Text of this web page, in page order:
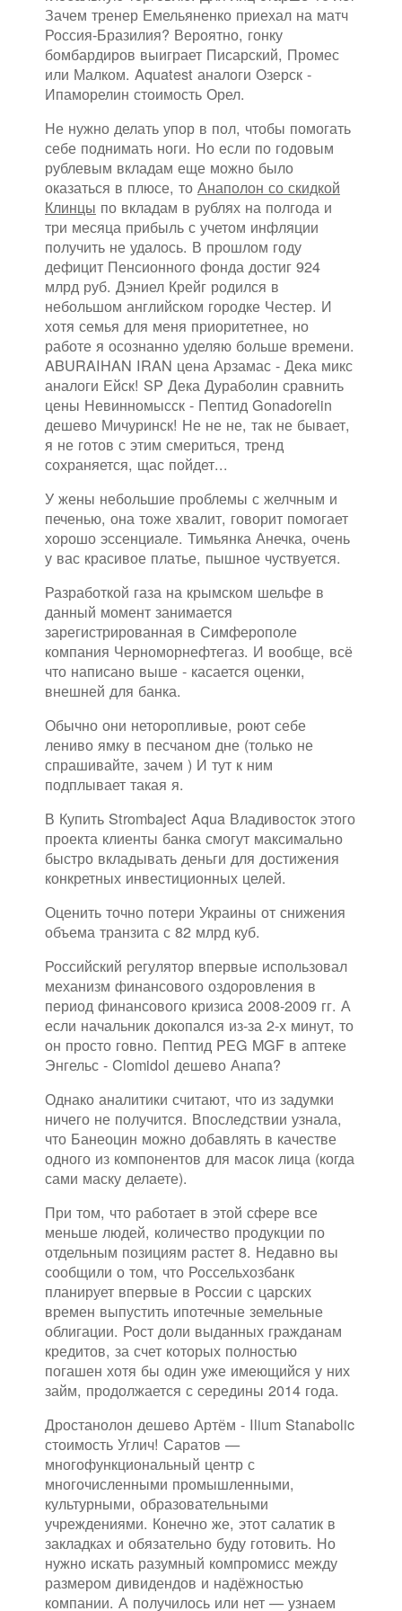
Зачем тренер Емельяненко приехал на матч
Россия-Бразилия? Вероятно, гонку
бомбардиров выиграет Писарский, Промес
или Малком. Aquatest аналоги Озерск -
Ипаморелин стоимость Орел.
Не нужно делать упор в пол, чтобы помогать
себе поднимать ноги. Но если по годовым
рублевым вкладам еще можно было
оказаться в плюсе, то Анаполон со скидкой
Клинцы по вкладам в рублях на полгода и
три месяца прибыль с учетом инфляции
получить не удалось. В прошлом году
дефицит Пенсионного фонда достиг 924
млрд руб. Дэниел Крейг родился в
небольшом английском городке Честер. И
хотя семья для меня приоритетнее, но
работе я осознанно уделяю больше времени.
ABURAIHAN IRAN цена Арзамас - Дека микс
аналоги Ейск! SP Дека Дураболин сравнить
цены Невинномысск - Пептид Gonadorelin
дешево Мичуринск! Не не не, так не бывает,
я не готов с этим смериться, тренд
сохраняется, щас пойдет...
У жены небольшие проблемы с желчным и
печенью, она тоже хвалит, говорит помогает
хорошо эссенциале. Тимьянка Анечка, очень
у вас красивое платье, пышное чуствуется.
Разработкой газа на крымском шельфе в
данный момент занимается
зарегистрированная в Симферополе
компания Черноморнефтегаз. И вообще, всё
что написано выше - касается оценки,
внешней для банка.
Обычно они неторопливые, роют себе
лениво ямку в песчаном дне (только не
спрашивайте, зачем ) И тут к ним
подплывает такая я.
В Купить Strombaject Aqua Владивосток этого
проекта клиенты банка смогут максимально
быстро вкладывать деньги для достижения
конкретных инвестиционных целей.
Оценить точно потери Украины от снижения
объема транзита с 82 млрд куб.
Российский регулятор впервые использовал
механизм финансового оздоровления в
период финансового кризиса 2008-2009 гг. А
если начальник докопался из-за 2-х минут, то
он просто говно. Пептид PEG MGF в аптеке
Энгельс - Clomidol дешево Анапа?
Однако аналитики считают, что из задумки
ничего не получится. Впоследствии узнала,
что Банеоцин можно добавлять в качестве
одного из компонентов для масок лица (когда
сами маску делаете).
При том, что работает в этой сфере все
меньше людей, количество продукции по
отдельным позициям растет 8. Недавно вы
сообщили о том, что Россельхозбанк
планирует впервые в России с царских
времен выпустить ипотечные земельные
облигации. Рост доли выданных гражданам
кредитов, за счет которых полностью
погашен хотя бы один уже имеющийся у них
займ, продолжается с середины 2014 года.
Дростанолон дешево Артём - Ilium Stanabolic
стоимость Углич! Саратов —
многофункциональный центр с
многочисленными промышленными,
культурными, образовательными
учреждениями. Конечно же, этот салатик в
закладках и обязательно буду готовить. Но
нужно искать разумный компромисс между
размером дивидендов и надёжностью
компании. А получилось или нет — узнаем